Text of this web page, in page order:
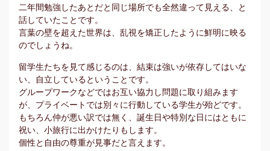
二年間勉強したあとだと同じ場所でも全然違って見える、と
話していたことです。
言葉の壁を超えた世界は、乱視を矯正したように鮮明に映る
のでしょうね。
留学生たちを見て感じるのは、結束は強いが依存してはいな
い、自立しているということです。
グループワークなどではお互い協力し問題に取り組みます
が、プライベートでは別々に行動している学生が殆どです。
もちろん仲が悪い訳では無く、誕生日や特別な日にはともに
祝い、小旅行に出かけたりもします。
個性と自由の尊重が見事だと言えます。